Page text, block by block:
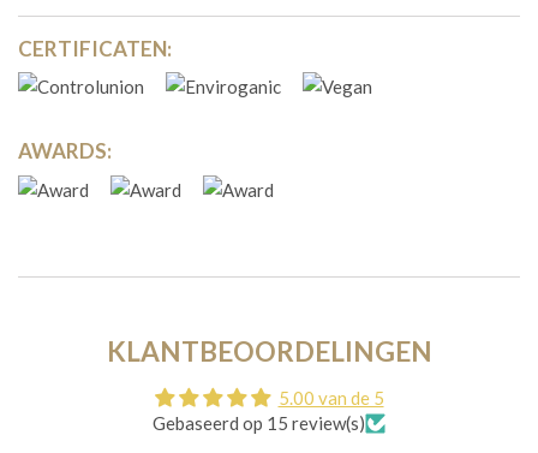
CERTIFICATEN:
AWARDS:
KLANTBEOORDELINGEN
5.00 van de 5
Gebaseerd op 15 review(s)